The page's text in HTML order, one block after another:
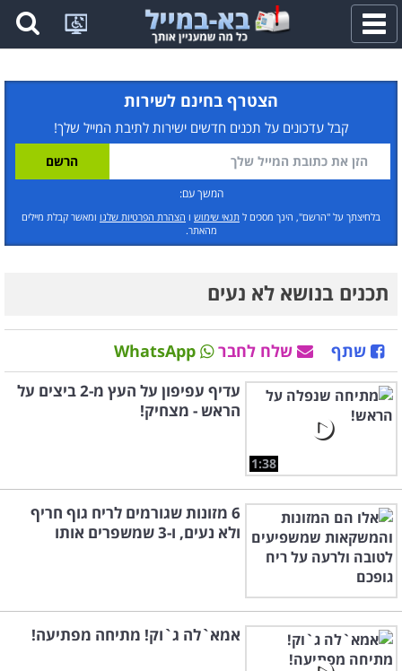
פתח
תפריט
הצטרף בחינם לשירות
קבל עדכונים על תכנים חדשים ישירות לתיבת המייל שלך!
המשך עם:
בלחיצתך על "הרשם", הינך מסכים ל תנאי שימוש ו הצהרת הפרטיות שלנו ומאשר קבלת מיילים
מהאתר.
תכנים בנושא לא נעים
שתף שלח לחבר WhatsApp
1:38
עדיף עפיפון על העץ מ-2 ביצים על
הראש - מצחיק!
6 מזונות שגורמים לריח גוף חריף
ולא נעים, ו-3 שמשפרים אותו
אמא`לה ג`וק! מתיחה מפתיעה!